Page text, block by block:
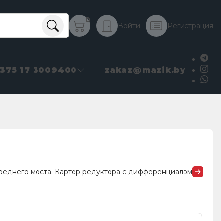
0
Войти Регистрация
17 3009400 zakaz@mazik.by
моста. Картер редуктора с дифференциалом